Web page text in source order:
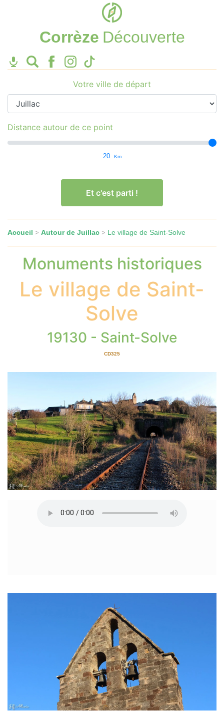
Corrèze Découverte
Votre ville de départ
Distance autour de ce point
20 Km
Et c'est parti !
Accueil > Autour de Juillac > Le village de Saint-Solve
Monuments historiques
Le village de Saint-
Solve
19130 - Saint-Solve
CD325